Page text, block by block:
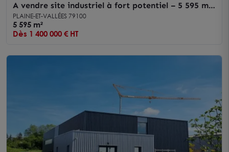
A vendre site industriel à fort potentiel – 5 595 m²
– idéal transformation ou entrepôt
PLAINE-ET-VALLÉES 79100
5 595 m²
Dès 1 400 000 € HT